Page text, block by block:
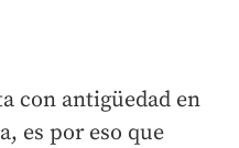
con antigüedad en
es por eso que